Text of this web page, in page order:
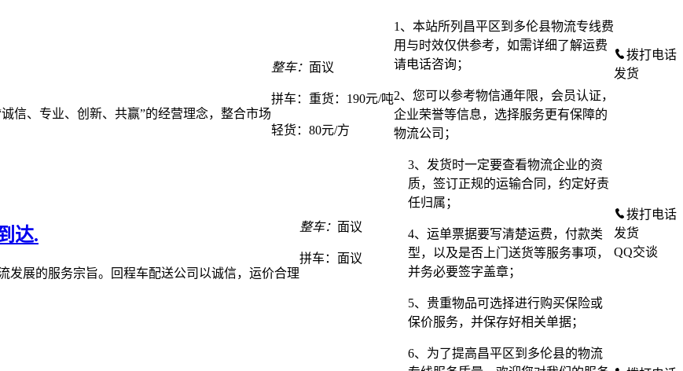
信、专业、创新、共赢”的经营理念，整合市场
整车： 面议
拼车： 重货：190元/吨
轻货： 80元/方
拨打电话
发货
达.
发展的服务宗旨。回程车配送公司以诚信，运价合理
整车： 面议
拼车： 面议
拨打电话
发货
QQ交谈
1、本站所列昌平区到多伦县物流专线费
用与时效仅供参考，如需详细了解运费
请电话咨询；
2、您可以参考物信通年限，会员认证，
企业荣誉等信息，选择服务更有保障的
物流公司；
3、发货时一定要查看物流企业的资
质，签订正规的运输合同，约定好责
任归属；
4、运单票据要写清楚运费，付款类
型，以及是否上门送货等服务事项，
并务必要签字盖章；
5、贵重物品可选择进行购买保险或
保价服务，并保存好相关单据；
6、为了提高昌平区到多伦县的物流